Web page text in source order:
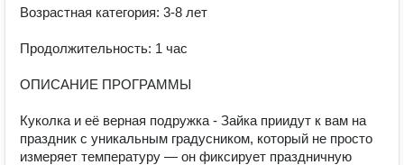
Возрастная категория: 3-8 лет
Продолжительность: 1 час
ОПИСАНИЕ ПРОГРАММЫ
Куколка и её верная подружка - Зайка приидут к вам на
праздник с уникальным градусником, который не просто
измеряет температуру — он фиксирует праздничную